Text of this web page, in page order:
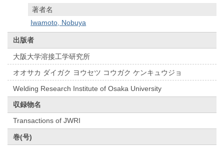
著者名
Iwamoto, Nobuya
出版者
大阪大学溶接工学研究所
オオサカ ダイガク ヨウセツ コウガク ケンキュウジョ
Welding Research Institute of Osaka University
収録物名
Transactions of JWRI
巻(号)